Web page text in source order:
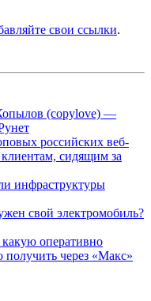
свои ссылки.
(copylove) —
российских веб-
сидящим за
инфраструктуры
свой электромобиль?
оперативно
через «Макс»